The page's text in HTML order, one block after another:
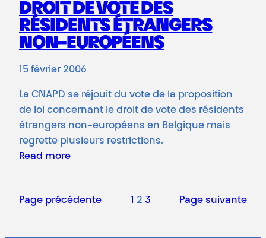
DROIT DE VOTE DES
RÉSIDENTS ÉTRANGERS
NON-EUROPÉENS
15 février 2006
La CNAPD se réjouit du vote de la proposition
de loi concernant le droit de vote des résidents
étrangers non-européens en Belgique mais
regrette plusieurs restrictions.
Read more
Page précédente 1 2 3 Page suivante